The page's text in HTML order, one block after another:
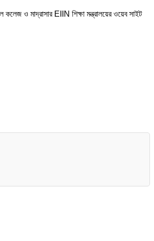
ও মাদ্রাসার EIIN শিক্ষা মন্ত্রালয়ের ওয়েব সাইট